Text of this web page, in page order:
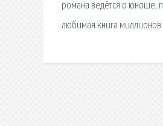
романа ведётся о юноше,
любимая книга